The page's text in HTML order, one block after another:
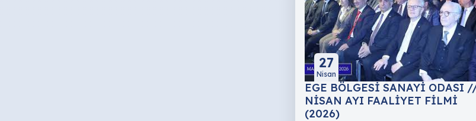
27
Nisan
EGE BÖLGESİ SANAYİ ODASI
NİSAN AYI FAALİYET FİLMİ
(2026)